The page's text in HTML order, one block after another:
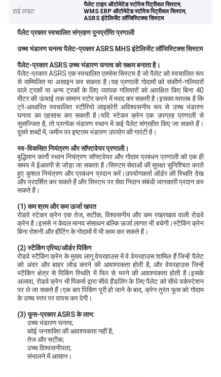
हाई लाइट:
पैलेट टाइप ऑटोमेटेड स्टोरेज रिट्रीवल सिस्टम,
WMS ERP ऑटोमेटेड स्टोरेज रिट्रीवल सिस्टम,
ASRS इंटेलिजेंट लॉजिस्टिक्स सिस्टम
पैलेट प्रकार स्वचालित संग्रहण पुनर्प्राप्ति प्रणाली
उच्च भंडारण घनत्व पैलेट-प्रकार ASRS MHS इंटेलिजेंट लॉजिस्टिक्स सिस्टम
पैलेट-प्रकार ASRS उच्च भंडारण घनत्व को सक्षम बनाता है।
पैलेट-प्रकार ASRS एक स्वचालित एक्सेस सिस्टम है जो पैलेट को स्वचालित रूप
से सम्मिलित या असाइन कर सकता है।यह प्रणाली गोदामों को संकीर्ण-गलियारों
वाले ट्रकों या अन्य ट्रकों के लिए व्यापक गलियारों को आरक्षित किए बिना 40
मीटर की ऊंचाई तक सामान स्टोर करने में मदद कर सकती है।इसका मतलब है कि
ट्रे-आधारित स्वचालित स्टीरियो लाइब्रेरी अविश्वसनीय रूप से उच्च भंडारण
घनत्व का एहसास कर सकती है।यदि स्टेकर क्रेन एक उपग्रह प्रणाली से
सुसज्जित है, तो प्रत्येक भंडारण स्थान में कई पैलेट संग्रहीत किए जा सकते हैं।
दूसरे शब्दों में, जमीन पर इष्टतम भंडारण उपयोग की गारंटी है।
स्व-विकसित नियंत्रण और सॉफ्टवेयर प्रणाली।
बुद्धिमान कार्गो स्थान नियंत्रण सॉफ्टवेयर और गोदाम प्रबंधन प्रणाली को एक ही
समय में ईआरपी से जोड़ा जा सकता है।सिस्टम सेवाओं की सुरक्षा सुनिश्चित करते
हुए कुशल नियंत्रण और प्रबंधन प्रदान करें।उपयोगकर्ता ऑर्डर की स्थिति देख
और प्रदर्शित कर सकते हैं और सिस्टम पर सेवा निदान संबंधी जानकारी प्रदान कर
सकते हैं।
(1) कम श्रम और कम ऊर्जा खपत
रोडवे स्टेकर क्रेन एक तेज, सटीक, विश्वसनीय और कम रखरखाव वाली रोडवे
क्रेन है।इससे न केवल मानव संसाधन बल्कि ऊर्जा लागत भी बचेगी।स्टैकिंग क्रेन
बिना रोशनी और हीटिंग के गोदामों में भी काम कर सकते हैं।
(2) स्टैकिंग एरिया/ऑर्डर पिकिंग
रोडवे स्टैकिंग क्रेन के मुख्य लागू वेयरहाउस में वे वेयरहाउस शामिल हैं जिन्हें पैलेट
को अंदर और बाहर लोड करने की आवश्यकता होती है, और वेयरहाउस जिन्हें
स्टैकिंग क्षेत्र से पिकिंग स्थिति में फिर से भरने की आवश्यकता होती है।इसके
अलावा, रोडवे क्रेन भी पिकर्स द्वारा सीधे हैंडलिंग के लिए पैलेट को सीधे वर्कस्टेशन
पर ले जा सकते हैं।एक बार पिकिंग पूरी हो जाने के बाद, क्रेन तुरंत फूस को गोदाम
के उच्च स्तर पर वापस कर देगी।
(3) फूस-प्रकार ASRS के लाभ:
उच्च भंडारण घनत्व;
कोई जनशक्ति की आवश्यकता नहीं है;
तेज और सटीक;
उच्च विश्वसनीयता;
संभालने में आसान।